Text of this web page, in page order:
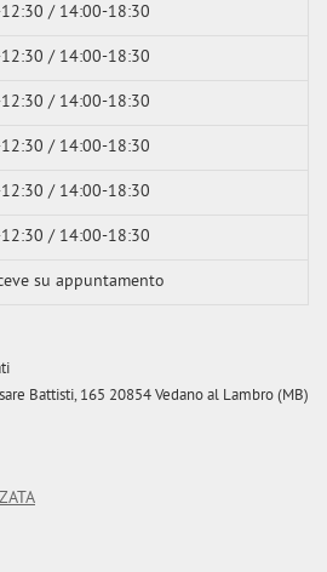
/ 14:00-18:30
/ 14:00-18:30
/ 14:00-18:30
/ 14:00-18:30
/ 14:00-18:30
/ 14:00-18:30
su appuntamento
Battisti, 165 20854 Vedano al Lambro (MB)